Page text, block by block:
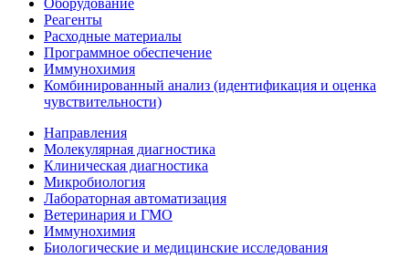
Реагенты
Расходные материалы
Программное обеспечение
Иммунохимия
Комбинированный анализ (идентификация и оценка
чувствительности)
Направления
Молекулярная диагностика
Клиническая диагностика
Микробиология
Лабораторная автоматизация
Ветеринария и ГМО
Иммунохимия
Биологические и медицинские исследования